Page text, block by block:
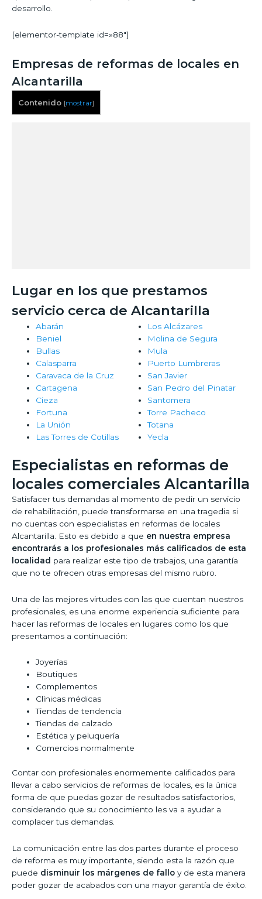
desarrollo.
[elementor-template id=»88″]
Empresas de reformas de locales en
Alcantarilla
Contenido [mostrar]
Lugar en los que prestamos
servicio cerca de Alcantarilla
Abarán
Beniel
Bullas
Calasparra
Caravaca de la Cruz
Cartagena
Cieza
Fortuna
La Unión
Las Torres de Cotillas
Los Alcázares
Molina de Segura
Mula
Puerto Lumbreras
San Javier
San Pedro del Pinatar
Santomera
Torre Pacheco
Totana
Yecla
Especialistas en reformas de
locales comerciales Alcantarilla
Satisfacer tus demandas al momento de pedir un servicio
de rehabilitación, puede transformarse en una tragedia si
no cuentas con especialistas en reformas de locales
Alcantarilla. Esto es debido a que en nuestra empresa
encontrarás a los profesionales más calificados de esta
localidad para realizar este tipo de trabajos, una garantía
que no te ofrecen otras empresas del mismo rubro.
Una de las mejores virtudes con las que cuentan nuestros
profesionales, es una enorme experiencia suficiente para
hacer las reformas de locales en lugares como los que
presentamos a continuación:
Joyerías
Boutiques
Complementos
Clínicas médicas
Tiendas de tendencia
Tiendas de calzado
Estética y peluquería
Comercios normalmente
Contar con profesionales enormemente calificados para
llevar a cabo servicios de reformas de locales, es la única
forma de que puedas gozar de resultados satisfactorios,
considerando que su conocimiento les va a ayudar a
complacer tus demandas.
La comunicación entre las dos partes durante el proceso
de reforma es muy importante, siendo esta la razón que
puede disminuir los márgenes de fallo y de esta manera
poder gozar de acabados con una mayor garantía de éxito.